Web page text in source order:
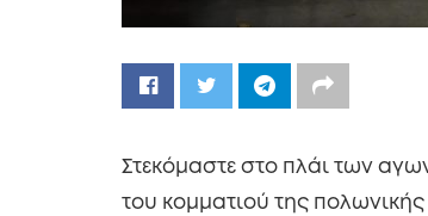
Στεκόμαστε στο πλάι των
του κομματιού της πολωνικής